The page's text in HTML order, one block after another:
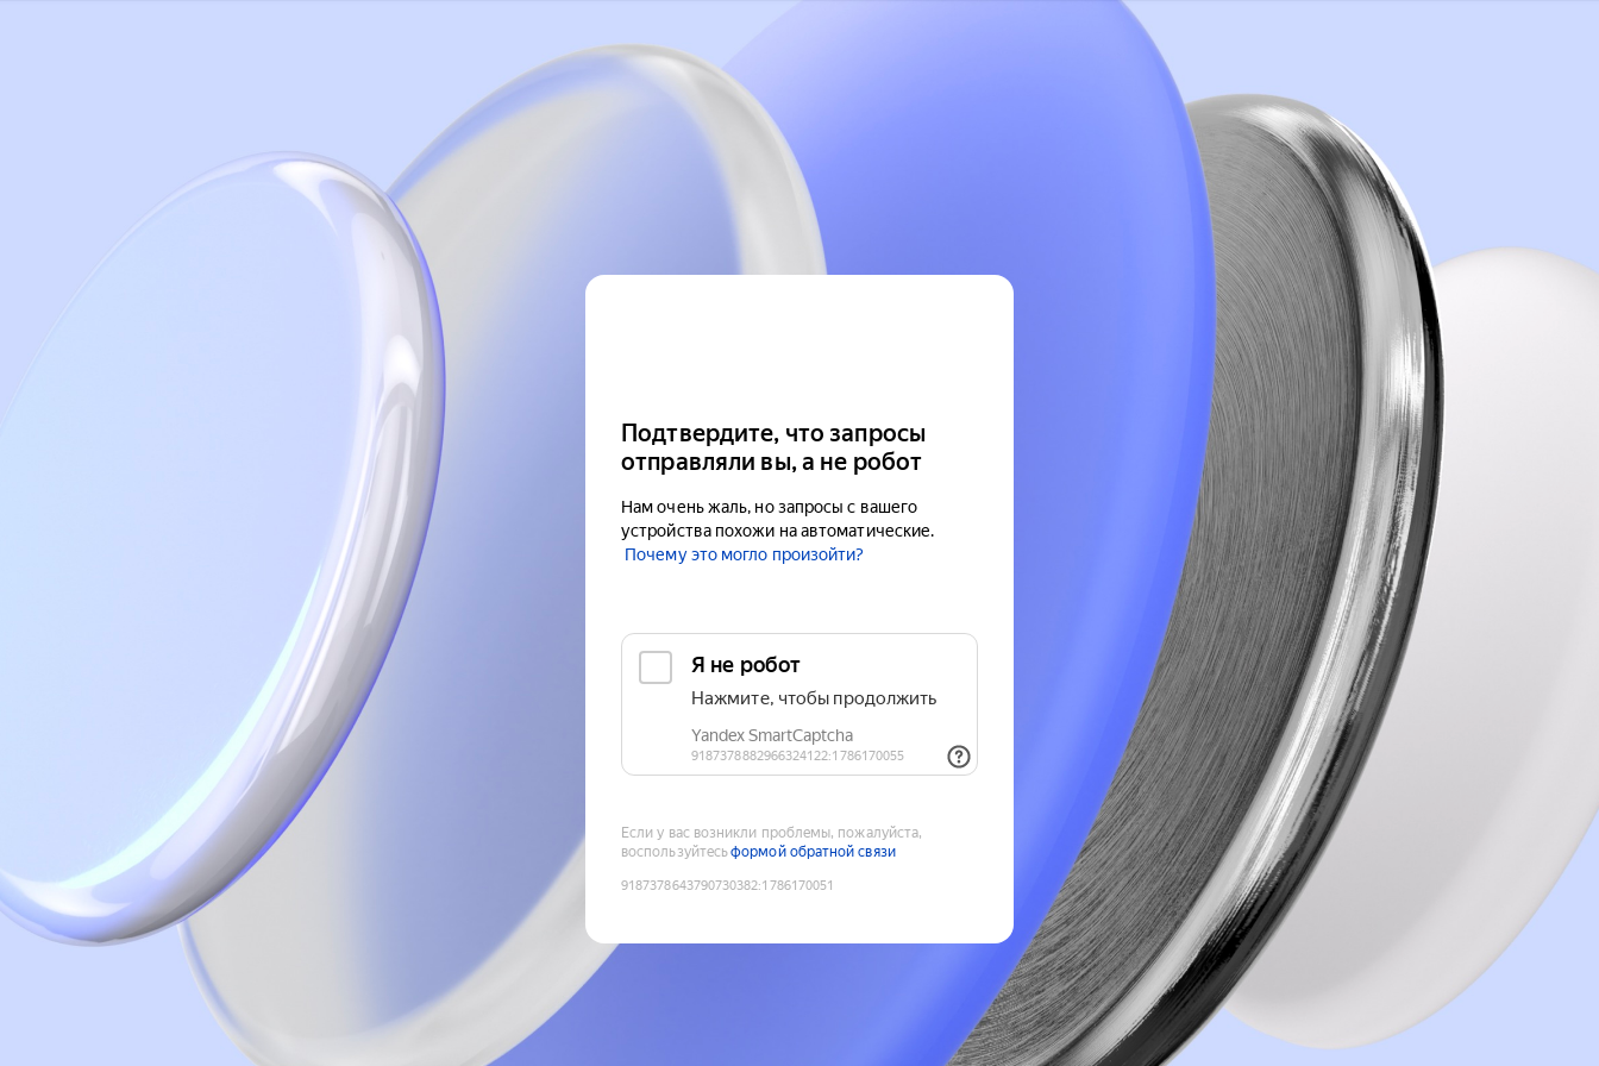
Подтвердите, что запросы
отправляли вы, а не робот
Нам очень жаль, но запросы с вашего
устройства похожи на автоматические.
Почему это могло произойти?
Если у вас возникли проблемы, пожалуйста,
воспользуйтесьформой обратной связи
9187378643790730382:1786170051